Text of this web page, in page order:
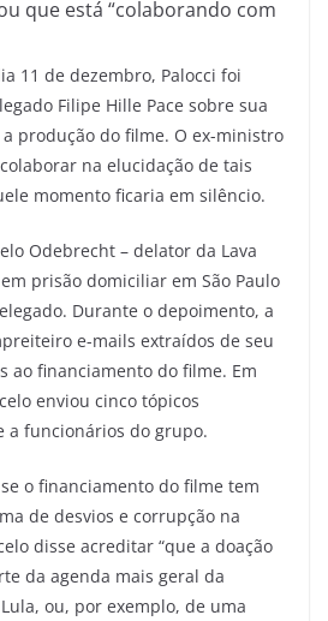
que está “colaborando com
11 de dezembro, Palocci foi
Filipe Hille Pace sobre sua
produção do filme. O ex-ministro
na elucidação de tais
momento ficaria em silêncio.
Odebrecht – delator da Lava
prisão domiciliar em São Paulo
Durante o depoimento, a
e-mails extraídos de seu
ao financiamento do filme. Em
enviou cinco tópicos
a funcionários do grupo.
o financiamento do filme tem
de desvios e corrupção na
disse acreditar “que a doação
da agenda mais geral da
ou, por exemplo, de uma